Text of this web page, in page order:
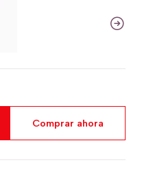
Comprar ahora